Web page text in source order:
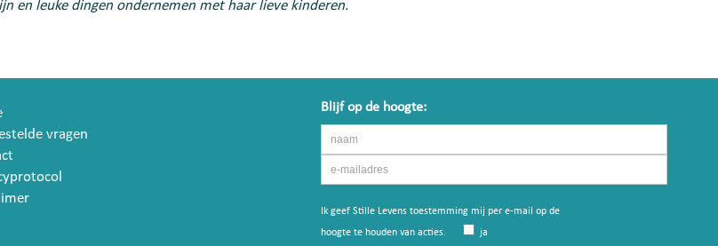
en leuke dingen ondernemen met haar lieve kinderen.
vragen
Blijf op de hoogte:
Ik geef Stille Levens toestemming mij per e-mail op de
hoogte te houden van acties.
ja